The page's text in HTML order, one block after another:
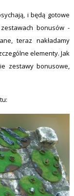
i będą gotowe
bonusów -
teraz nakładamy
elementy. Jak
zestawy bonusowe,